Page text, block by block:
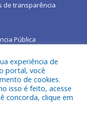
de transparência
Pública
Municipal de São João
experiência de
portal, você
de cookies.
isso é feito, acesse
concorda, clique em